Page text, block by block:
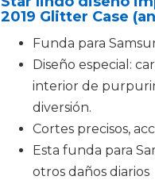
2019 Glitter Case
Funda para
Diseño especial:
interior de
diversión.
Cortes precisos,
Esta funda para
otros daños diarios